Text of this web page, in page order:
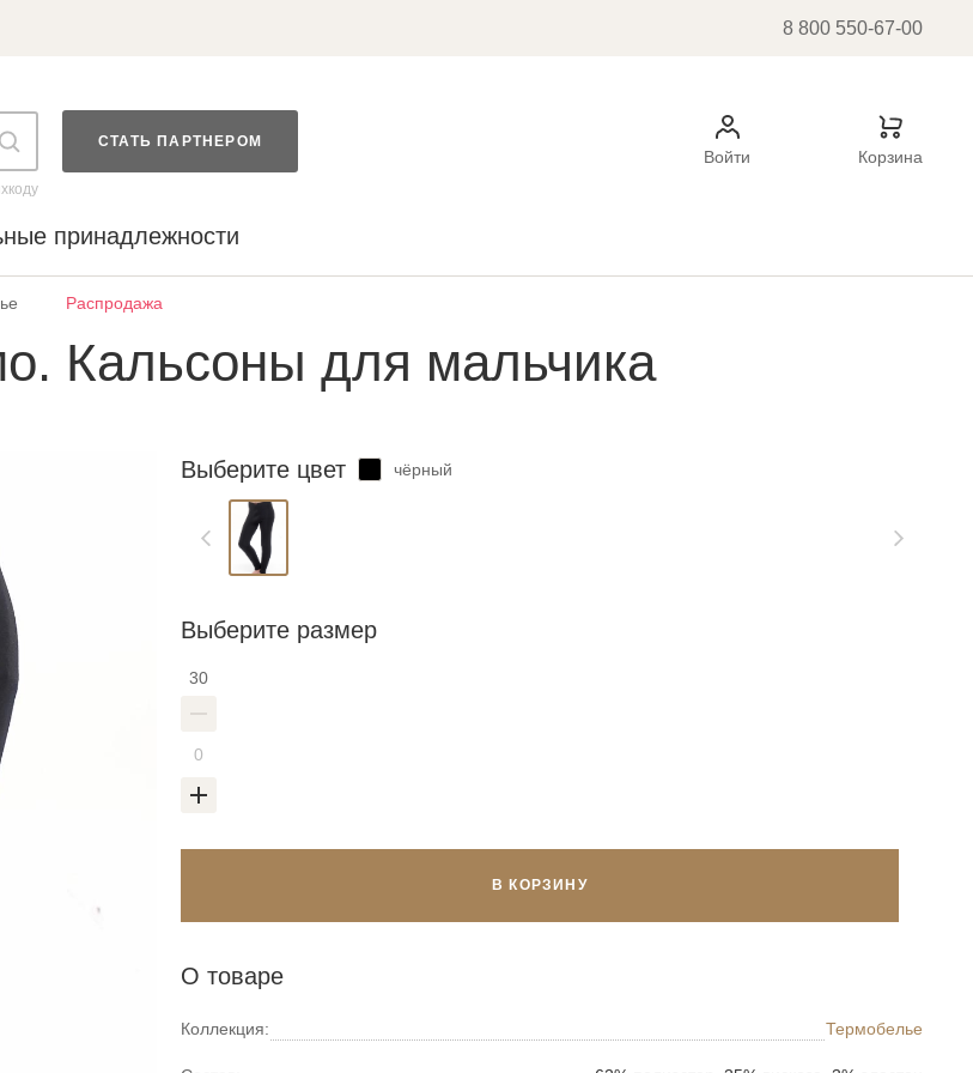
8 800 550-67-00
СТАТЬ ПАРТНЕРОМ
Войти Корзина
принадлежности
Распродажа
Кальсоны для мальчика
Выберите цвет чёрный
Выберите размер
30
В КОРЗИНУ
О товаре
Коллекция: Термобелье